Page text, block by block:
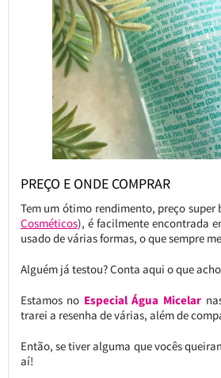
PREÇO E ONDE COMPRAR
Tem um ótimo rendimento, preço super
Cosméticos), é facilmente encontrada
usado de várias formas, o que sempre
Alguém já testou? Conta aqui o que
Estamos no Especial Água Micelar
trarei a resenha de várias, além de
Então, se tiver alguma que vocês
aí!